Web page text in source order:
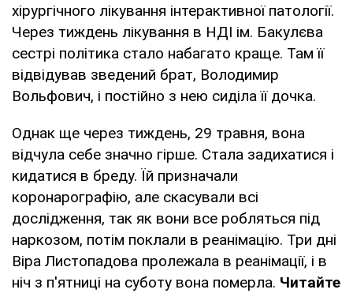
хірургічного лікування інтерактивної патології.
Через тиждень лікування в НДІ ім. Бакулєва
сестрі політика стало набагато краще. Там її
відвідував зведений брат, Володимир
Вольфович, і постійно з нею сиділа її дочка.
Однак ще через тиждень, 29 травня, вона
відчула себе значно гірше. Стала задихатися і
кидатися в бреду. Їй призначали
коронарографію, але скасували всі
дослідження, так як вони все робляться під
наркозом, потім поклали в реанімацію. Три дні
Віра Листопадова пролежала в реанімації, і в
ніч з п'ятниці на суботу вона померла. Читайте